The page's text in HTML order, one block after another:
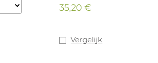
35,20 €
Vergelijk